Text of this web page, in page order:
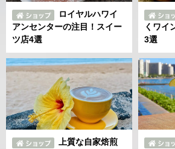
ロイヤルハワイ
アンセンターの注目！スイー
ツ店4選
くワイ
3選
上質な自家焙煎